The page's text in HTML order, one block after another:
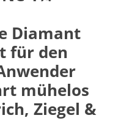
Diamant
für den
mühelos
Ziegel &